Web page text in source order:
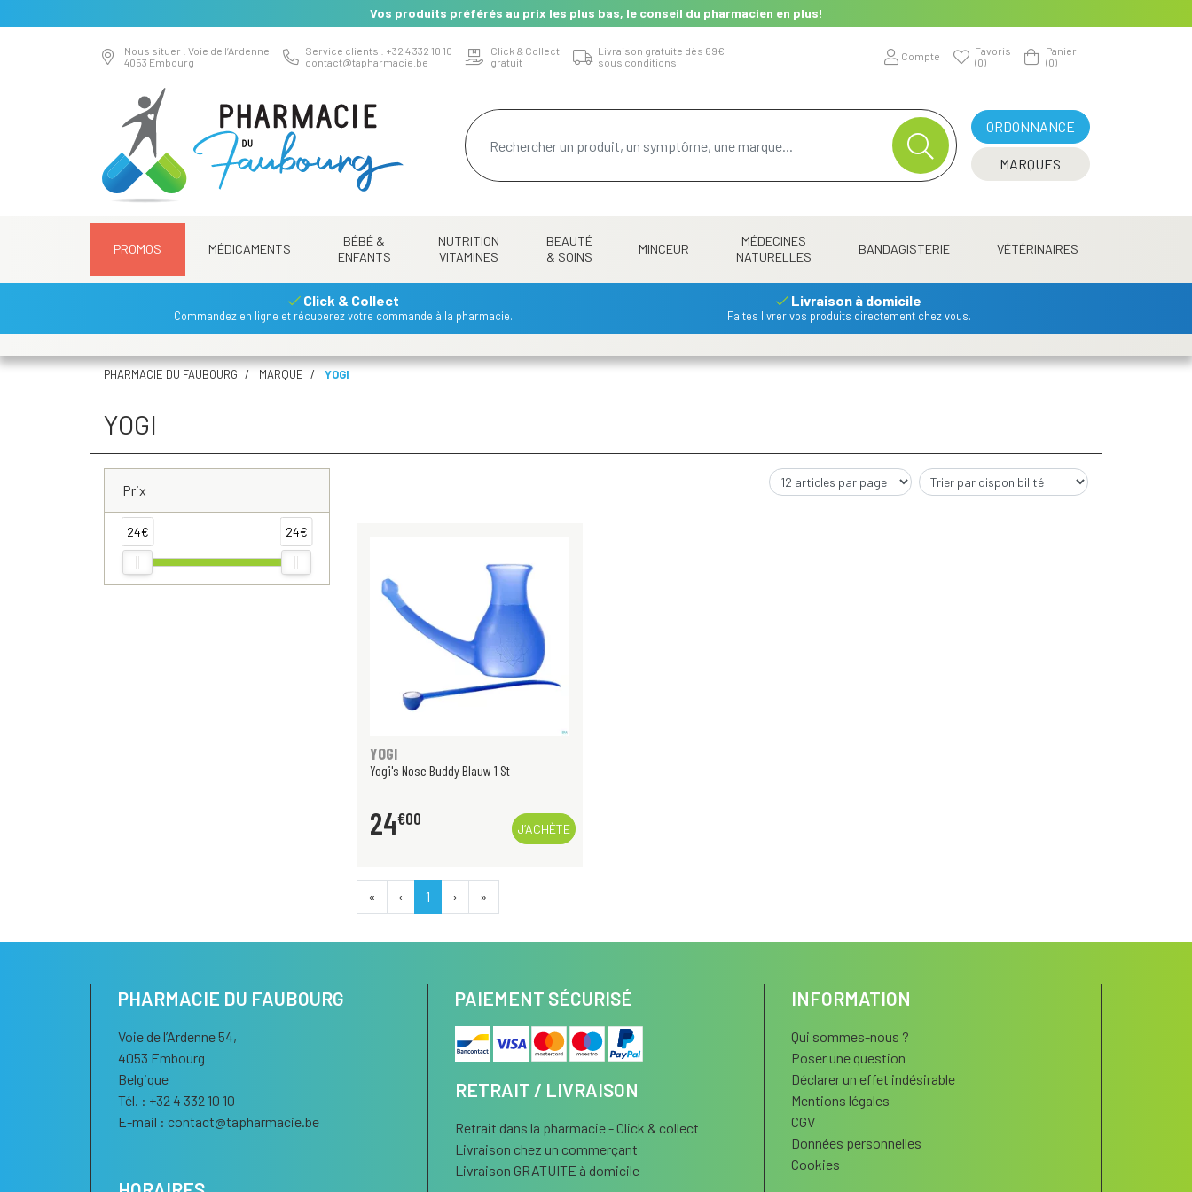
Vos produits préférés au prix les plus bas, le conseil du pharmacien en plus!
Nous situer : Voie de l’Ardenne
4053 Embourg
Service clients : +32 4 332 10 10
contact@tapharmacie.be
Click & Collect
gratuit
Livraison gratuite dès 69€
sous conditions
Compte
Favoris
(0)
Panier
(0)
ORDONNANCE
MARQUES
PROMOS MÉDICAMENTS
BÉBÉ &
ENFANTS
NUTRITION
VITAMINES
BEAUTÉ
& SOINS
MINCEUR
MÉDECINES
NATURELLES
BANDAGISTERIE VÉTÉRINAIRES
Click & Collect
Commandez en ligne et récuperez votre commande à la pharmacie.
Livraison à domicile
Faites livrer vos produits directement chez vous.
PHARMACIE DU FAUBOURG MARQUE YOGI
YOGI
Prix
24€ 24€
YOGI
Yogi's Nose Buddy Blauw 1 St
24€00
J’ACHÈTE
« ‹ 1 › »
PHARMACIE DU FAUBOURG
Voie de l’Ardenne 54,
4053 Embourg
Belgique
Tél. : +32 4 332 10 10
E-mail : contact@tapharmacie.be
PAIEMENT SÉCURISÉ
RETRAIT / LIVRAISON
Retrait dans la pharmacie - Click & collect
Livraison chez un commerçant
Livraison GRATUITE à domicile
INFORMATION
Qui sommes-nous ?
Poser une question
Déclarer un effet indésirable
Mentions légales
CGV
Données personnelles
Cookies